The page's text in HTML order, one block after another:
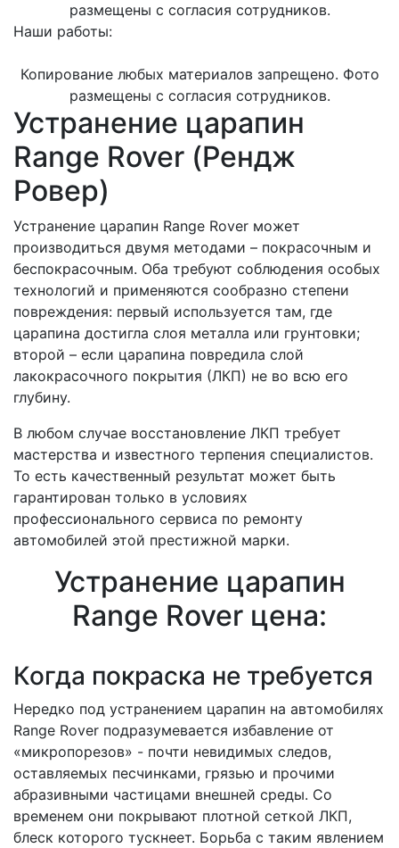
размещены с согласия сотрудников.
Наши работы:
Копирование любых материалов запрещено. Фото
размещены с согласия сотрудников.
Устранение царапин
Range Rover (Рендж
Ровер)
Устранение царапин Range Rover может
производиться двумя методами – покрасочным и
беспокрасочным. Оба требуют соблюдения особых
технологий и применяются сообразно степени
повреждения: первый используется там, где
царапина достигла слоя металла или грунтовки;
второй – если царапина повредила слой
лакокрасочного покрытия (ЛКП) не во всю его
глубину.
В любом случае восстановление ЛКП требует
мастерства и известного терпения специалистов.
То есть качественный результат может быть
гарантирован только в условиях
профессионального сервиса по ремонту
автомобилей этой престижной марки.
Устранение царапин
Range Rover цена:
Когда покраска не требуется
Нередко под устранением царапин на автомобилях
Range Rover подразумевается избавление от
«микропорезов» - почти невидимых следов,
оставляемых песчинками, грязью и прочими
абразивными частицами внешней среды. Со
временем они покрывают плотной сеткой ЛКП,
блеск которого тускнеет. Борьба с таким явлением